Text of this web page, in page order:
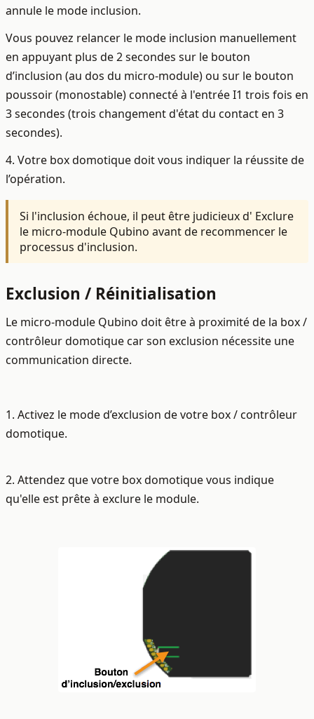
annule le mode inclusion.
Vous pouvez relancer le mode inclusion manuellement
en appuyant plus de 2 secondes sur le bouton
d’inclusion (au dos du micro-module) ou sur le bouton
poussoir (monostable) connecté à l'entrée I1 trois fois en
3 secondes (trois changement d'état du contact en 3
secondes).
4. Votre box domotique doit vous indiquer la réussite de
l’opération.
Si l'inclusion échoue, il peut être judicieux d' Exclure
le micro-module Qubino avant de recommencer le
processus d'inclusion.
Exclusion / Réinitialisation
Le micro-module Qubino doit être à proximité de la box /
contrôleur domotique car son exclusion nécessite une
communication directe.
1. Activez le mode d’exclusion de votre box / contrôleur
domotique.
2. Attendez que votre box domotique vous indique
qu'elle est prête à exclure le module.